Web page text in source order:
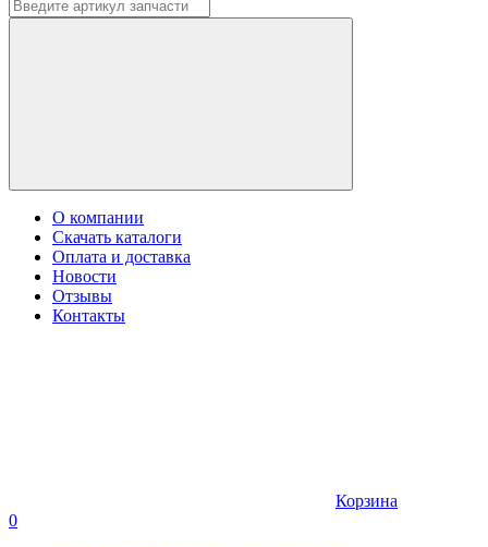
О компании
Скачать каталоги
Оплата и доставка
Новости
Отзывы
Контакты
Корзина
0